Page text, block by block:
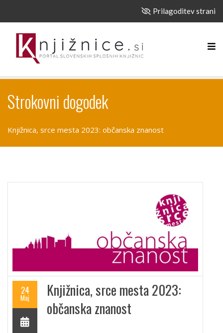
Prilagoditev strani
Strokovni dogodek
Knjižnica, srce mesta 2023: občanska znanost
24
Maj
Knjižnica, srce mesta 2023:
občanska znanost